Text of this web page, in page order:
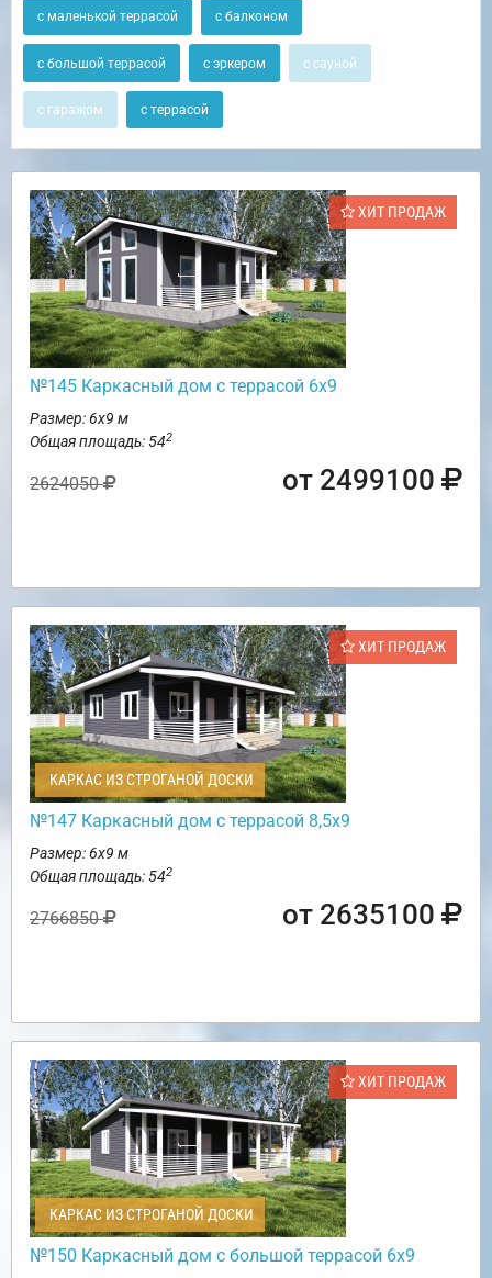
с маленькой террасой с балконом
с большой террасой с эркером с сауной
с гаражом с террасой
ХИТ ПРОДАЖ
№145 Каркасный дом с террасой 6х9
Размер: 6х9 м
Общая площадь: 542
2624050 от 2499100
ХИТ ПРОДАЖ
КАРКАС ИЗ СТРОГАНОЙ ДОСКИ
№147 Каркасный дом с террасой 8,5х9
Размер: 6х9 м
Общая площадь: 542
2766850 от 2635100
ХИТ ПРОДАЖ
КАРКАС ИЗ СТРОГАНОЙ ДОСКИ
№150 Каркасный дом с большой террасой 6х9